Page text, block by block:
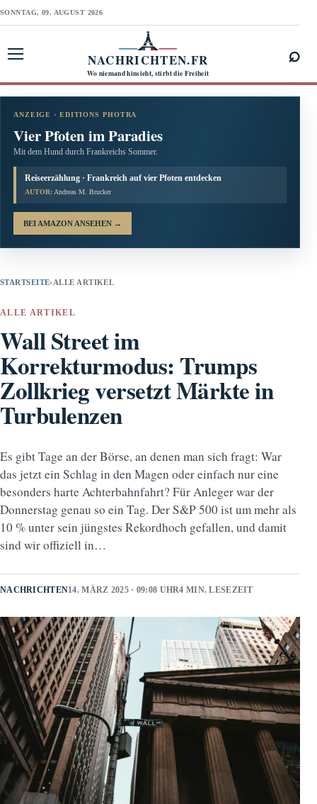
SONNTAG, 09. AUGUST 2026
NACHRICHTEN.FR
Wo niemand hinsieht, stirbt die Freiheit
⌕
ANZEIGE · EDITIONS PHOTRA
Vier Pfoten im Paradies
Mit dem Hund durch Frankreichs Sommer.
Reiseerzählung · Frankreich auf vier Pfoten entdecken
AUTOR: Andreas M. Brucker
BEI AMAZON ANSEHEN →
STARTSEITE› ALLE ARTIKEL
ALLE ARTIKEL
Wall Street im
Korrekturmodus: Trumps
Zollkrieg versetzt Märkte in
Turbulenzen
Es gibt Tage an der Börse, an denen man sich fragt: War
das jetzt ein Schlag in den Magen oder einfach nur eine
besonders harte Achterbahnfahrt? Für Anleger war der
Donnerstag genau so ein Tag. Der S&P 500 ist um mehr als
10 % unter sein jüngstes Rekordhoch gefallen, und damit
sind wir offiziell in…
NACHRICHTEN14. MÄRZ 2025 · 09:08 UHR4 MIN. LESEZEIT